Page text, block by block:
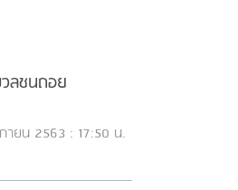
ลชนถอย
ายน 2563 : 17:50 น.